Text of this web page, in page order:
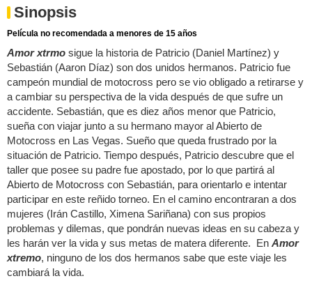
Sinopsis
Película no recomendada a menores de 15 años
Amor xtrmo sigue la historia de Patricio (Daniel Martínez) y
Sebastián (Aaron Díaz) son dos unidos hermanos. Patricio fue
campeón mundial de motocross pero se vio obligado a retirarse y
a cambiar su perspectiva de la vida después de que sufre un
accidente. Sebastián, que es diez años menor que Patricio,
sueña con viajar junto a su hermano mayor al Abierto de
Motocross en Las Vegas. Sueño que queda frustrado por la
situación de Patricio. Tiempo después, Patricio descubre que el
taller que posee su padre fue apostado, por lo que partirá al
Abierto de Motocross con Sebastián, para orientarlo e intentar
participar en este reñido torneo. En el camino encontraran a dos
mujeres (Irán Castillo, Ximena Sariñana) con sus propios
problemas y dilemas, que pondrán nuevas ideas en su cabeza y
les harán ver la vida y sus metas de matera diferente. En Amor
xtremo, ninguno de los dos hermanos sabe que este viaje les
cambiará la vida.